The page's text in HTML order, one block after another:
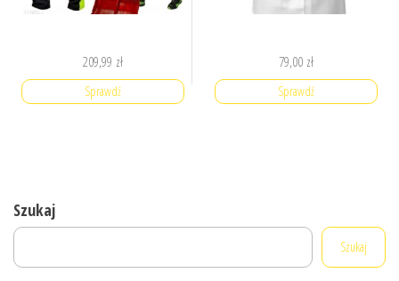
209,99 zł
Sprawdź
79,00 zł
Sprawdź
Szukaj
Szukaj